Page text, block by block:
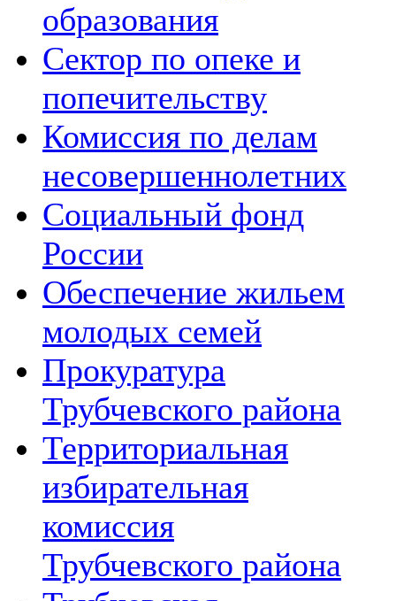
образования
Сектор по опеке и
попечительству
Комиссия по делам
несовершеннолетних
Социальный фонд
России
Обеспечение жильем
молодых семей
Прокуратура
Трубчевского района
Территориальная
избирательная
комиссия
Трубчевского района